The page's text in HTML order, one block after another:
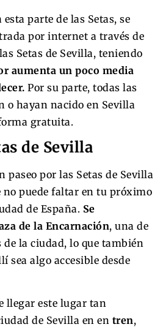
parte de las Setas, se
por internet a través de
Setas de Sevilla, teniendo
aumenta un poco media
Por su parte, todas las
o hayan nacido en Sevilla
gratuita.
de Sevilla
paseo por las Setas de Sevilla
no puede faltar en tu próximo
de España. Se
de la Encarnación, una de
la ciudad, lo que también
sea algo accesible desde
llegar este lugar tan
de Sevilla en en tren,